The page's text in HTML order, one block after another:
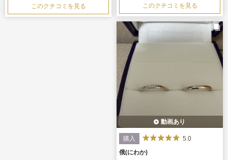
このクチコミを見る
このクチコミを見る
動画あり
購入
5.0
俄(にわか)